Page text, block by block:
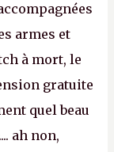
armes et
à mort, le
gratuite
quel beau
ah non,